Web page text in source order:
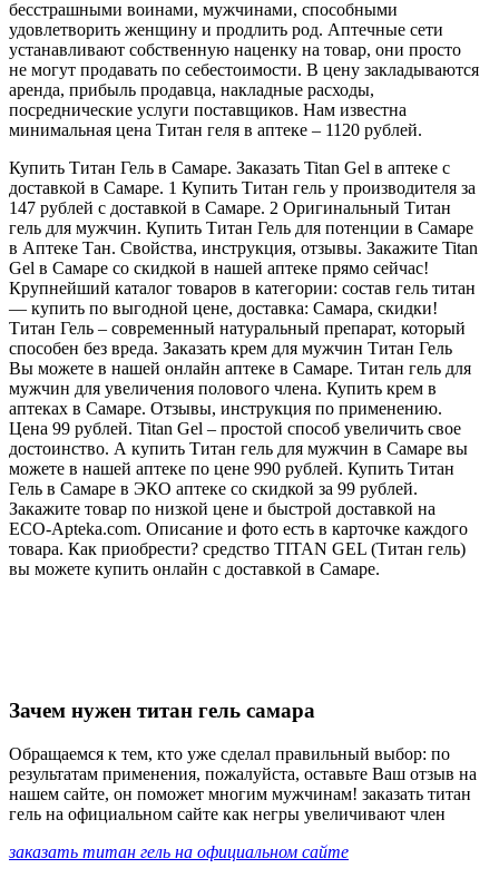
бесстрашными воинами, мужчинами, способными
удовлетворить женщину и продлить род. Аптечные сети
устанавливают собственную наценку на товар, они просто
не могут продавать по себестоимости. В цену закладываются
аренда, прибыль продавца, накладные расходы,
посреднические услуги поставщиков. Нам известна
минимальная цена Титан геля в аптеке – 1120 рублей.
Купить Титан Гель в Самаре. Заказать Titan Gel в аптеке с
доставкой в Самаре. 1 Купить Титан гель у производителя за
147 рублей с доставкой в Самаре. 2 Оригинальный Титан
гель для мужчин. Купить Титан Гель для потенции в Самаре
в Аптеке Тан. Свойства, инструкция, отзывы. Закажите Titan
Gel в Самаре со скидкой в нашей аптеке прямо сейчас!
Крупнейший каталог товаров в категории: состав гель титан
— купить по выгодной цене, доставка: Самара, скидки!
Титан Гель – современный натуральный препарат, который
способен без вреда. Заказать крем для мужчин Титан Гель
Вы можете в нашей онлайн аптеке в Самаре. Титан гель для
мужчин для увеличения полового члена. Купить крем в
аптеках в Самаре. Отзывы, инструкция по применению.
Цена 99 рублей. Titan Gel – простой способ увеличить свое
достоинство. А купить Титан гель для мужчин в Самаре вы
можете в нашей аптеке по цене 990 рублей. Купить Титан
Гель в Самаре в ЭКО аптеке со скидкой за 99 рублей.
Закажите товар по низкой цене и быстрой доставкой на
ECO-Apteka.com. Описание и фото есть в карточке каждого
товара. Как приобрести? средство TITAN GEL (Титан гель)
вы можете купить онлайн с доставкой в Самаре.
Зачем нужен титан гель самара
Обращаемся к тем, кто уже сделал правильный выбор: по
результатам применения, пожалуйста, оставьте Ваш отзыв на
нашем сайте, он поможет многим мужчинам! заказать титан
гель на официальном сайте как негры увеличивают член
заказать титан гель на официальном сайте